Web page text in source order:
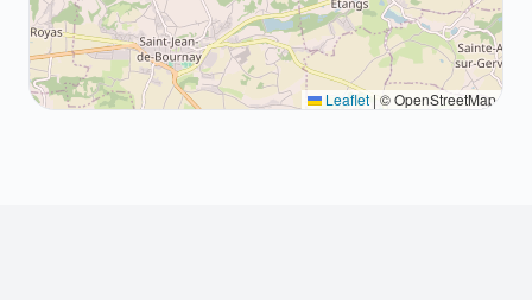
Leaflet | © OpenStreetMap